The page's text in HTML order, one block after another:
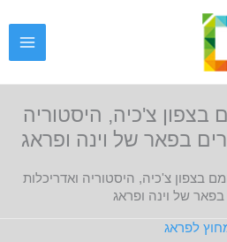
צ'כיה, היסטוריה
בפאר של וינה ופראג
בצפון צ'כיה, היסטוריה ואדריכלות
של וינה ופראג
לפראג